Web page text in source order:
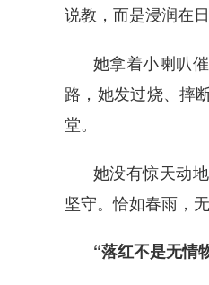
说教，而是浸润在
她拿着小喇叭
路，她发过烧、摔
堂。
她没有惊天动
坚守。恰如春雨，
“落红不是无情